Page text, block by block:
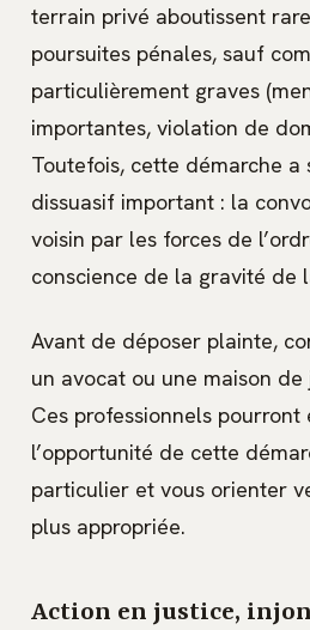
terrain privé aboutissent
poursuites pénales, sauf
particulièrement graves
importantes, violation de
Toutefois, cette démarche a
dissuasif important : la
voisin par les forces de
conscience de la gravité de
Avant de déposer plainte,
un avocat ou une maison
Ces professionnels pourront
l’opportunité de cette
particulier et vous orienter
plus appropriée.
Action en justice,